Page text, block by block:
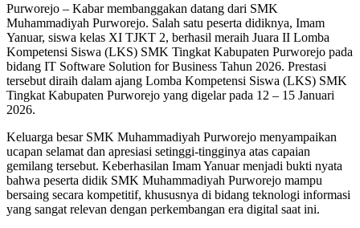
Purworejo – Kabar membanggakan datang dari SMK
Muhammadiyah Purworejo. Salah satu peserta didiknya, Imam
Yanuar, siswa kelas XI TJKT 2, berhasil meraih Juara II Lomba
Kompetensi Siswa (LKS) SMK Tingkat Kabupaten Purworejo pada
bidang IT Software Solution for Business Tahun 2026. Prestasi
tersebut diraih dalam ajang Lomba Kompetensi Siswa (LKS) SMK
Tingkat Kabupaten Purworejo yang digelar pada 12 – 15 Januari
2026.
Keluarga besar SMK Muhammadiyah Purworejo menyampaikan
ucapan selamat dan apresiasi setinggi-tingginya atas capaian
gemilang tersebut. Keberhasilan Imam Yanuar menjadi bukti nyata
bahwa peserta didik SMK Muhammadiyah Purworejo mampu
bersaing secara kompetitif, khususnya di bidang teknologi informasi
yang sangat relevan dengan perkembangan era digital saat ini.